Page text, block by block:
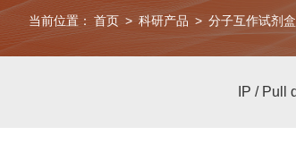
当前位置： 首页 >科研产品 > 分子互作试剂盒
IP / Pull